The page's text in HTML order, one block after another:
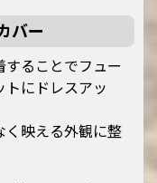
バー
ることでフュー
トにドレスアッ
く映える外観に整